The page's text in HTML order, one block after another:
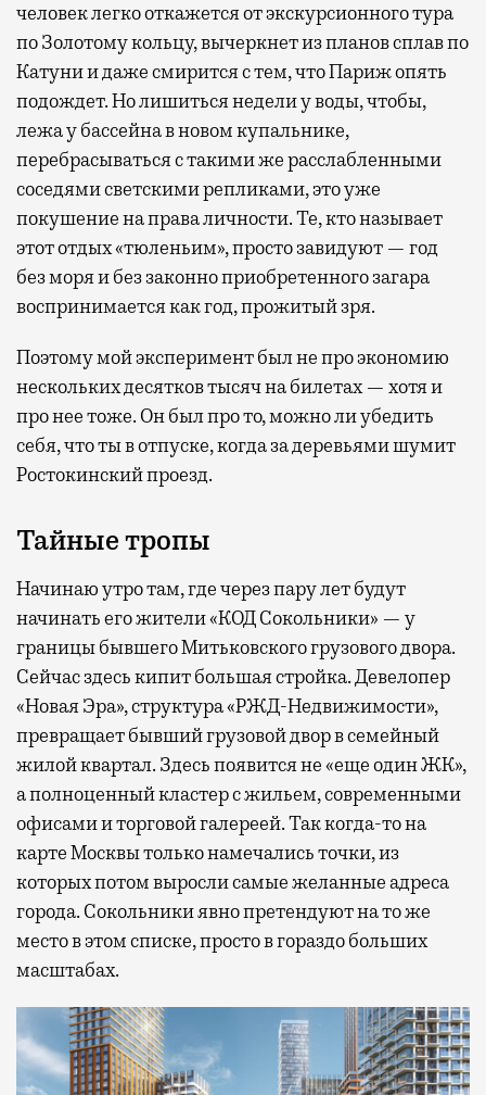
человек легко откажется от экскурсионного тура
по Золотому кольцу, вычеркнет из планов сплав по
Катуни и даже смирится с тем, что Париж опять
подождет. Но лишиться недели у воды, чтобы,
лежа у бассейна в новом купальнике,
перебрасываться с такими же расслабленными
соседями светскими репликами, это уже
покушение на права личности. Те, кто называет
этот отдых «тюленьим», просто завидуют — год
без моря и без законно приобретенного загара
воспринимается как год, прожитый зря.
Поэтому мой эксперимент был не про экономию
нескольких десятков тысяч на билетах — хотя и
про нее тоже. Он был про то, можно ли убедить
себя, что ты в отпуске, когда за деревьями шумит
Ростокинский проезд.
Тайные тропы
Начинаю утро там, где через пару лет будут
начинать его жители «КОД Сокольники» — у
границы бывшего Митьковского грузового двора.
Сейчас здесь кипит большая стройка. Девелопер
«Новая Эра», структура «РЖД-Недвижимости»,
превращает бывший грузовой двор в семейный
жилой квартал. Здесь появится не «еще один ЖК»,
а полноценный кластер с жильем, современными
офисами и торговой галереей. Так когда-то на
карте Москвы только намечались точки, из
которых потом выросли самые желанные адреса
города. Сокольники явно претендуют на то же
место в этом списке, просто в гораздо больших
масштабах.